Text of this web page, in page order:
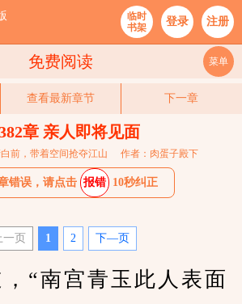
临时
书架
登录 注册
免费阅读 菜单
查看最新章节 下一章
章 亲人即将见面
前，带着空间抢夺江山 作者：肉蛋子殿下
错误，请点击 报错 10秒纠正
一页 1 2 下—页
“南宫青玉此人表面